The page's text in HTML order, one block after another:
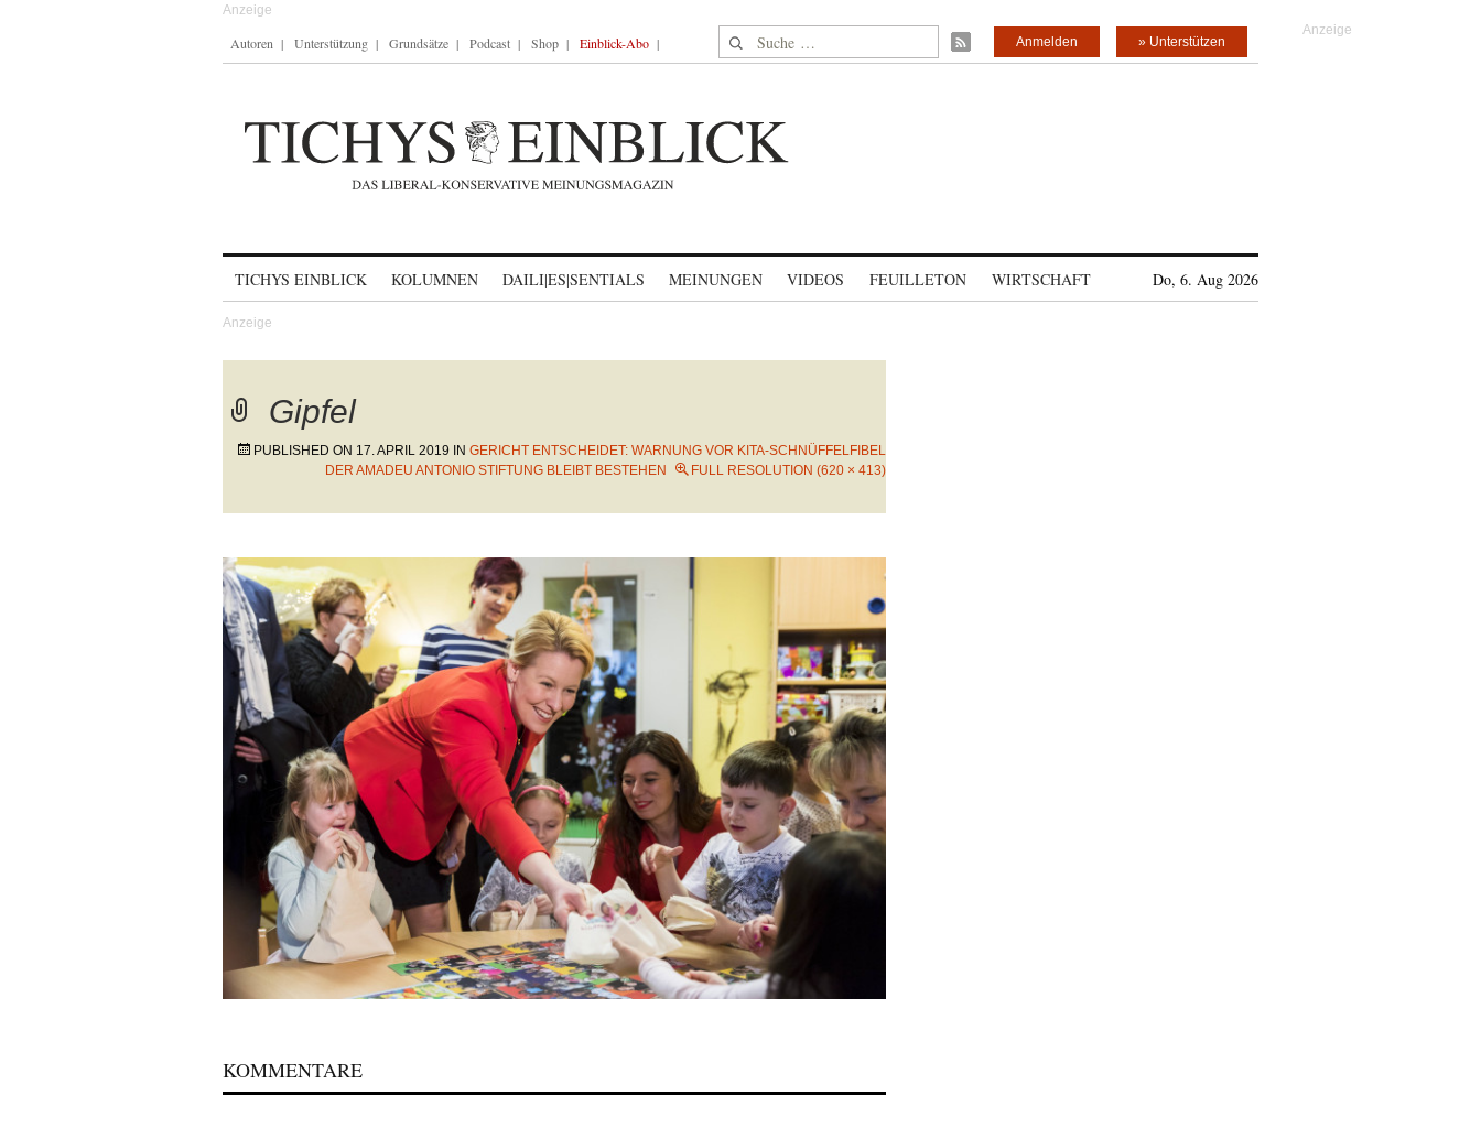
Autoren Unterstützung Grundsätze Podcast Shop Einblick-Abo Suche nach: » Unterstützen
Anmelden
TICHYS EINBLICK KOLUMNEN DAILI|ES|SENTIALS MEINUNGEN VIDEOS FEUILLETON WIRTSCHAFT Do, 6. Aug 2026
Gipfel
PUBLISHED ON 17. APRIL 2019 IN GERICHT ENTSCHEIDET: WARNUNG VOR KITA-SCHNÜFFELFIBEL
DER AMADEU ANTONIO STIFTUNG BLEIBT BESTEHEN
FULL RESOLUTION (620 × 413)
KOMMENTARE